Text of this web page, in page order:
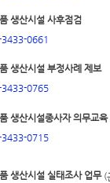
생산시설 사후점검
3433-0661
생산시설 부정사례 제보
3433-0765
생산시설종사자 의무교육
3433-0715
생산시설 실태조사 업무 (